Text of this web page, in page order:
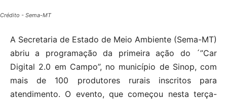
Crédito - Sema-MT
A Secretaria de Estado de Meio Ambiente (Sema-MT)
abriu a programação da primeira ação do ´”Car
Digital 2.0 em Campo”, no município de Sinop, com
mais de 100 produtores rurais inscritos para
atendimento. O evento, que começou nesta terça-